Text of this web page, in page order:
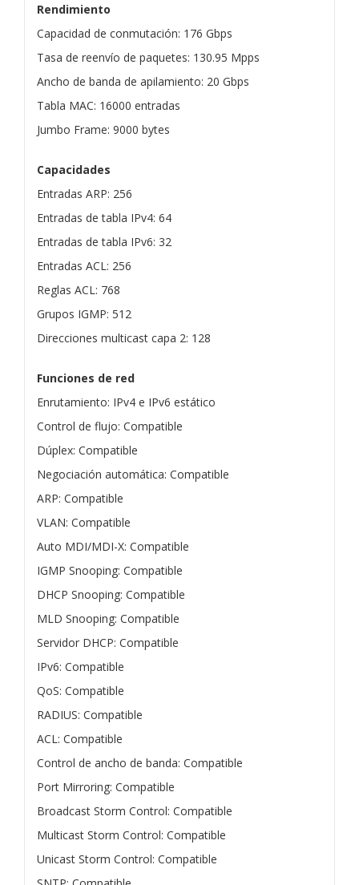
Rendimiento
Capacidad de conmutación: 176 Gbps
Tasa de reenvío de paquetes: 130.95 Mpps
Ancho de banda de apilamiento: 20 Gbps
Tabla MAC: 16000 entradas
Jumbo Frame: 9000 bytes
Capacidades
Entradas ARP: 256
Entradas de tabla IPv4: 64
Entradas de tabla IPv6: 32
Entradas ACL: 256
Reglas ACL: 768
Grupos IGMP: 512
Direcciones multicast capa 2: 128
Funciones de red
Enrutamiento: IPv4 e IPv6 estático
Control de flujo: Compatible
Dúplex: Compatible
Negociación automática: Compatible
ARP: Compatible
VLAN: Compatible
Auto MDI/MDI-X: Compatible
IGMP Snooping: Compatible
DHCP Snooping: Compatible
MLD Snooping: Compatible
Servidor DHCP: Compatible
IPv6: Compatible
QoS: Compatible
RADIUS: Compatible
ACL: Compatible
Control de ancho de banda: Compatible
Port Mirroring: Compatible
Broadcast Storm Control: Compatible
Multicast Storm Control: Compatible
Unicast Storm Control: Compatible